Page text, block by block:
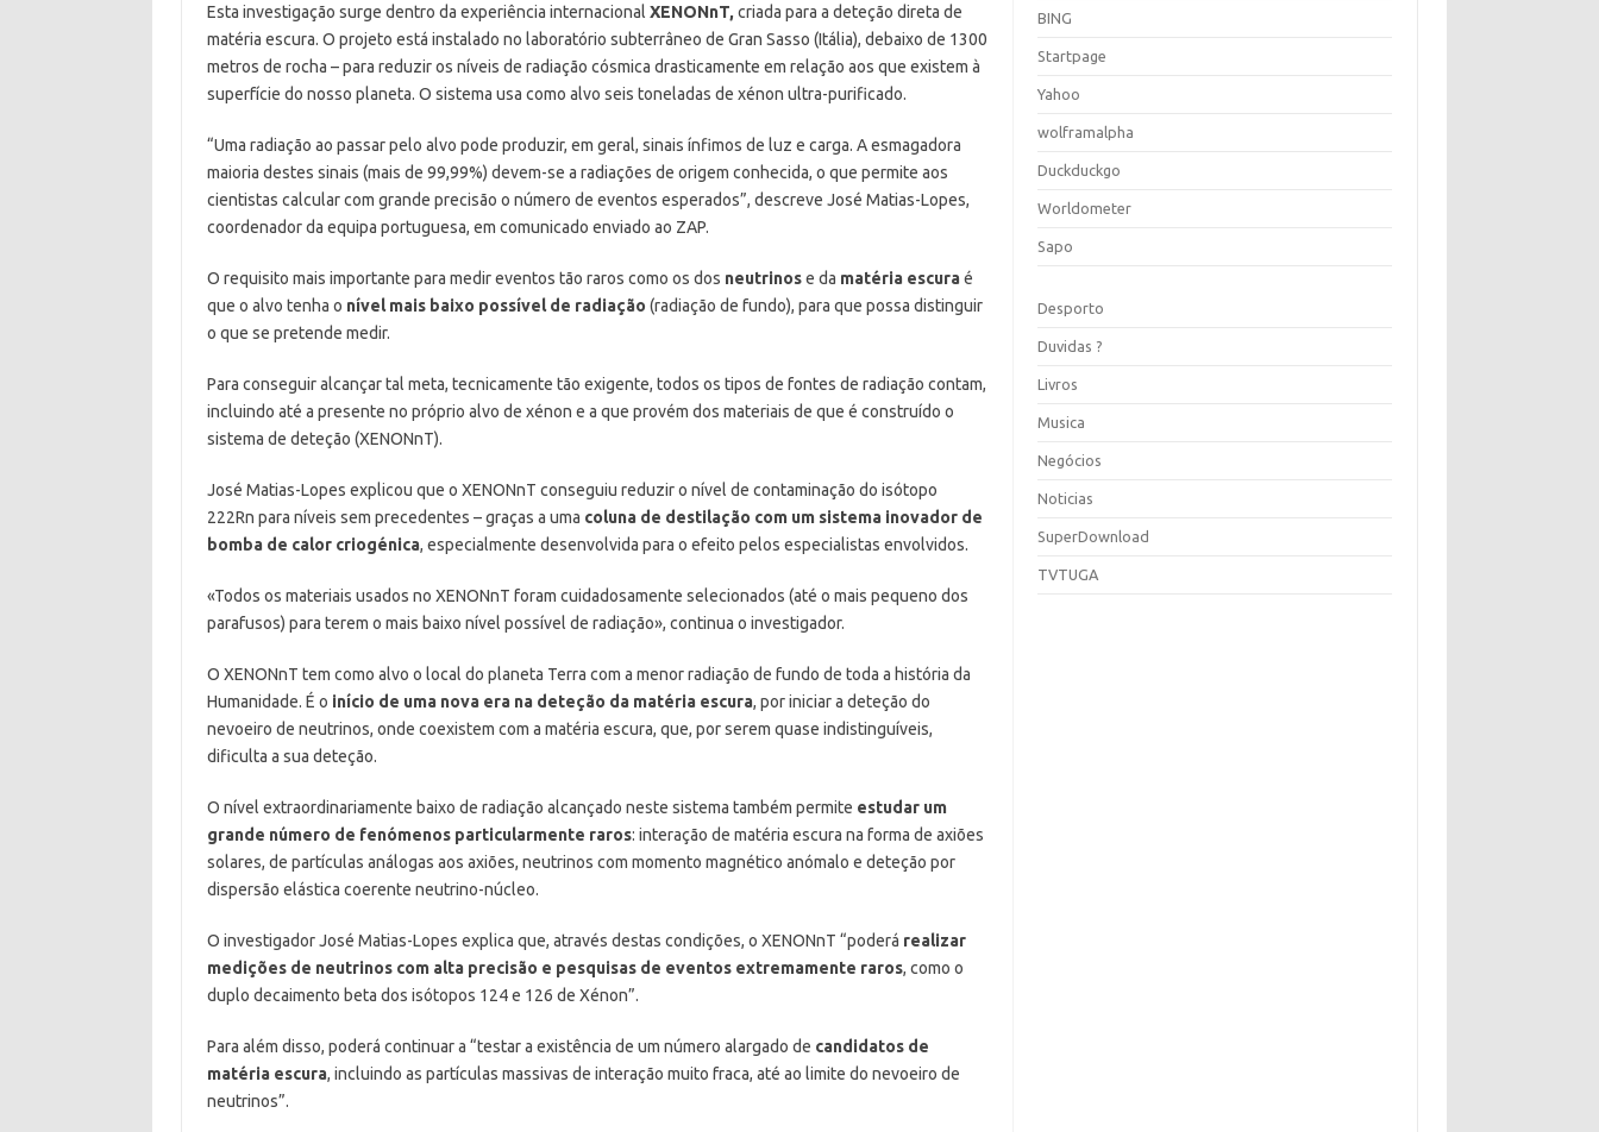
Esta investigação surge dentro da experiência internacional XENONnT, criada para a deteção direta de
matéria escura. O projeto está instalado no laboratório subterrâneo de Gran Sasso (Itália), debaixo de 1300
metros de rocha – para reduzir os níveis de radiação cósmica drasticamente em relação aos que existem à
superfície do nosso planeta. O sistema usa como alvo seis toneladas de xénon ultra-purificado.
“Uma radiação ao passar pelo alvo pode produzir, em geral, sinais ínfimos de luz e carga. A esmagadora
maioria destes sinais (mais de 99,99%) devem-se a radiações de origem conhecida, o que permite aos
cientistas calcular com grande precisão o número de eventos esperados”, descreve José Matias-Lopes,
coordenador da equipa portuguesa, em comunicado enviado ao ZAP.
O requisito mais importante para medir eventos tão raros como os dos neutrinose da matéria escuraé
que o alvo tenha o nível mais baixo possível de radiação (radiação de fundo), para que possa distinguir
o que se pretende medir.
Para conseguir alcançar tal meta, tecnicamente tão exigente, todos os tipos de fontes de radiação contam,
incluindo até a presente no próprio alvo de xénon e a que provém dos materiais de que é construído o
sistema de deteção (XENONnT).
José Matias-Lopes explicou que o XENONnT conseguiu reduzir o nível de contaminação do isótopo
222Rn para níveis sem precedentes – graças a uma coluna de destilação com um sistema inovador de
bomba de calor criogénica, especialmente desenvolvida para o efeito pelos especialistas envolvidos.
«Todos os materiais usados no XENONnT foram cuidadosamente selecionados (até o mais pequeno dos
parafusos) para terem o mais baixo nível possível de radiação», continua o investigador.
O XENONnT tem como alvo o local do planeta Terra com a menor radiação de fundo de toda a história da
Humanidade. É o início de uma nova era na deteção da matéria escura, por iniciar a deteção do
nevoeiro de neutrinos, onde coexistem com a matéria escura, que, por serem quase indistinguíveis,
dificulta a sua deteção.
O nível extraordinariamente baixo de radiação alcançado neste sistema também permite estudar um
grande número de fenómenos particularmente raros: interação de matéria escura na forma de axiões
solares, de partículas análogas aos axiões, neutrinos com momento magnético anómalo e deteção por
dispersão elástica coerente neutrino-núcleo.
O investigador José Matias-Lopes explica que, através destas condições, o XENONnT “poderá realizar
medições de neutrinos com alta precisão e pesquisas de eventos extremamente raros, como o
duplo decaimento beta dos isótopos 124 e 126 de Xénon”.
Para além disso, poderá continuar a “testar a existência de um número alargado de candidatos de
matéria escura, incluindo as partículas massivas de interação muito fraca, até ao limite do nevoeiro de
neutrinos”.
BING
Startpage
Yahoo
wolframalpha
Duckduckgo
Worldometer
Sapo
Desporto
Duvidas ?
Livros
Musica
Negócios
Noticias
SuperDownload
TVTUGA